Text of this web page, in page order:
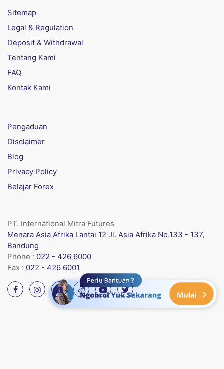
Sitemap
Legal & Regulation
Deposit & Withdrawal
Tentang Kami
FAQ
Kontak Kami
Pengaduan
Disclaimer
Blog
Privacy Policy
Belajar Forex
PT. International Mitra Futures
Menara Asia Afrika Lantai 12 Jl. Asia Afrika No.133 - 137,
Bandung
Phone : 022 - 426 6000
Fax : 022 - 426 6001